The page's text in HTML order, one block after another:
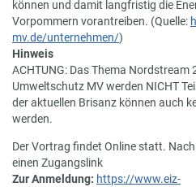
können und damit langfristig die
Vorpommern vorantreiben. (Quelle:
mv.de/unternehmen/)
Hinweis
ACHTUNG: Das Thema Nordstream
Umweltschutz MV werden NICHT
der aktuellen Brisanz können auch
werden.
Der Vortrag findet Online statt.
einen Zugangslink
Zur Anmeldung: https://www.eiz-